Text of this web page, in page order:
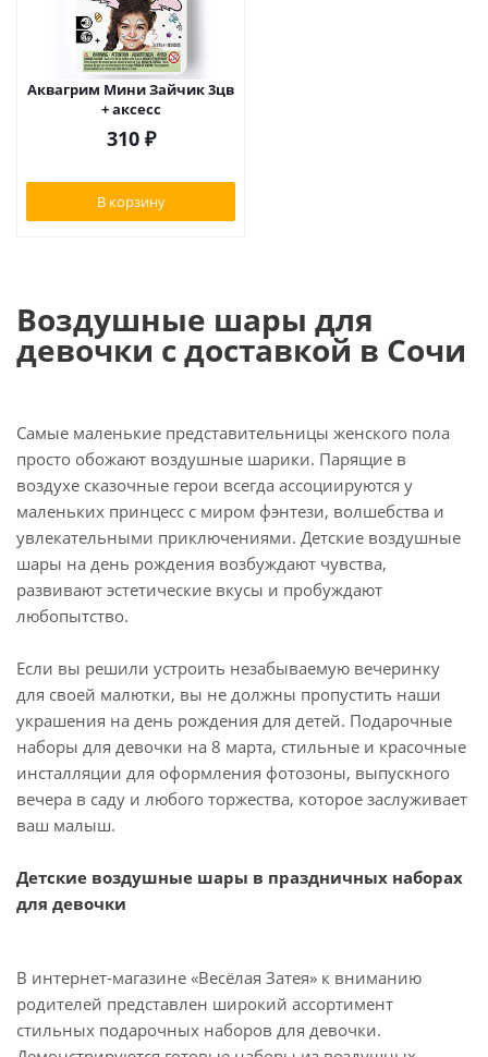
Аквагрим Мини Зайчик 3цв
+ аксесс
310₽
В корзину
Воздушные шары для
девочки с доставкой в Сочи
Самые маленькие представительницы женского пола
просто обожают воздушные шарики. Парящие в
воздухе сказочные герои всегда ассоциируются у
маленьких принцесс с миром фэнтези, волшебства и
увлекательными приключениями. Детские воздушные
шары на день рождения возбуждают чувства,
развивают эстетические вкусы и пробуждают
любопытство.
Если вы решили устроить незабываемую вечеринку
для своей малютки, вы не должны пропустить наши
украшения на день рождения для детей. Подарочные
наборы для девочки на 8 марта, стильные и красочные
инсталляции для оформления фотозоны, выпускного
вечера в саду и любого торжества, которое заслуживает
ваш малыш.
Детские воздушные шары в праздничных наборах
для девочки
В интернет-магазине «Весёлая Затея» к вниманию
родителей представлен широкий ассортимент
стильных подарочных наборов для девочки.